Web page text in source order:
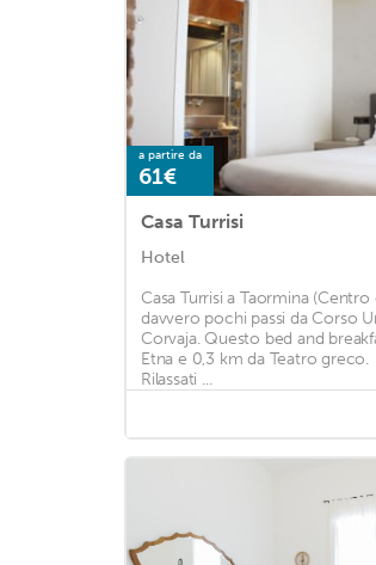
a partire da
61€
Casa Turrisi
Hotel
Casa Turrisi a Taormina
davvero pochi passi da Corso
Corvaja. Questo bed and
Etna e 0,3 km da Teatro greco.
Rilassati ...